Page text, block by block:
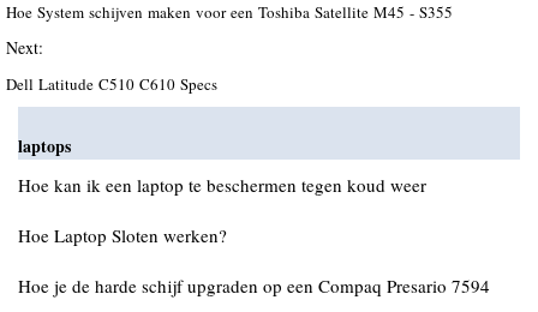
Hoe System schijven maken voor een Toshiba Satellite M45 - S355
Next:
Dell Latitude C510 C610 Specs
laptops
Hoe kan ik een laptop te beschermen tegen koud weer
Hoe Laptop Sloten werken?
Hoe je de harde schijf upgraden op een Compaq Presario 7594